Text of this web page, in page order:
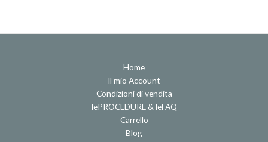
Home
Il mio Account
Condizioni di vendita
lePROCEDURE & leFAQ
Carrello
Blog